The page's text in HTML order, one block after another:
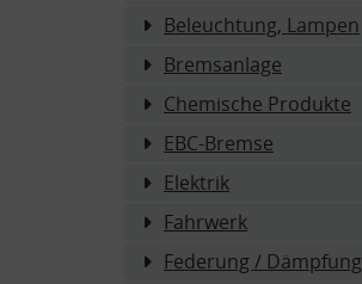
Beleuchtung, Lampen
Bremsanlage
Chemische Produkte
EBC-Bremse
Elektrik
Fahrwerk
Federung / Dämpfung